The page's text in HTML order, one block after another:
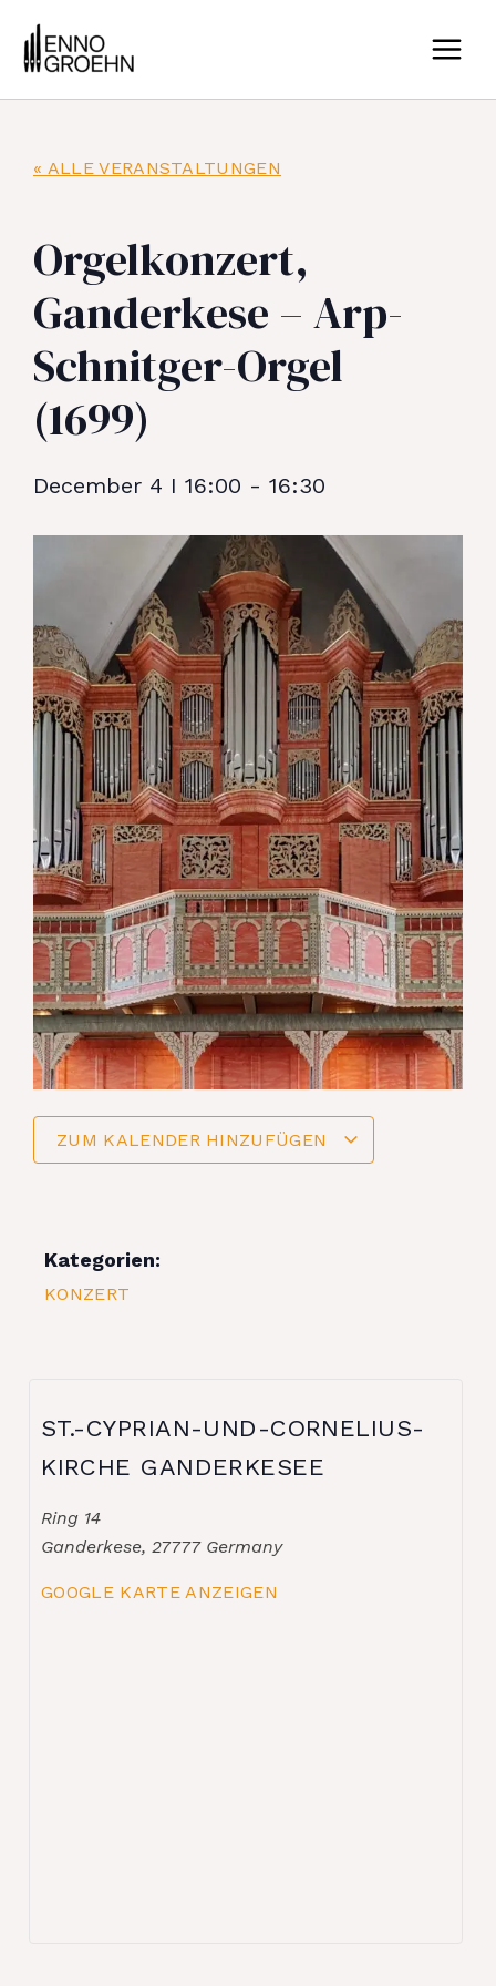
Inhalt
springen
« ALLE VERANSTALTUNGEN
Orgelkonzert,
Ganderkese – Arp-
Schnitger-Orgel
(1699)
December 4 I 16:00 - 16:30
ZUM KALENDER HINZUFÜGEN
Kategorien:
KONZERT
ST.-CYPRIAN-UND-CORNELIUS-
KIRCHE GANDERKESEE
Ring 14
Ganderkese, 27777 Germany
GOOGLE KARTE ANZEIGEN